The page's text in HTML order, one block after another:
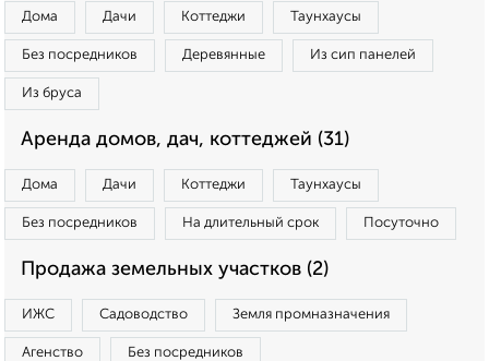
Дома Дачи Коттеджи Таунхаусы
Без посредников Деревянные Из сип панелей
Из бруса
Аренда домов, дач, коттеджей (31)
Дома Дачи Коттеджи Таунхаусы
Без посредников На длительный срок Посуточно
Продажа земельных участков (2)
ИЖС Садоводство Земля промназначения
Агенство Без посредников